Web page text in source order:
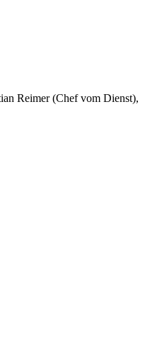
Reimer (Chef vom Dienst),